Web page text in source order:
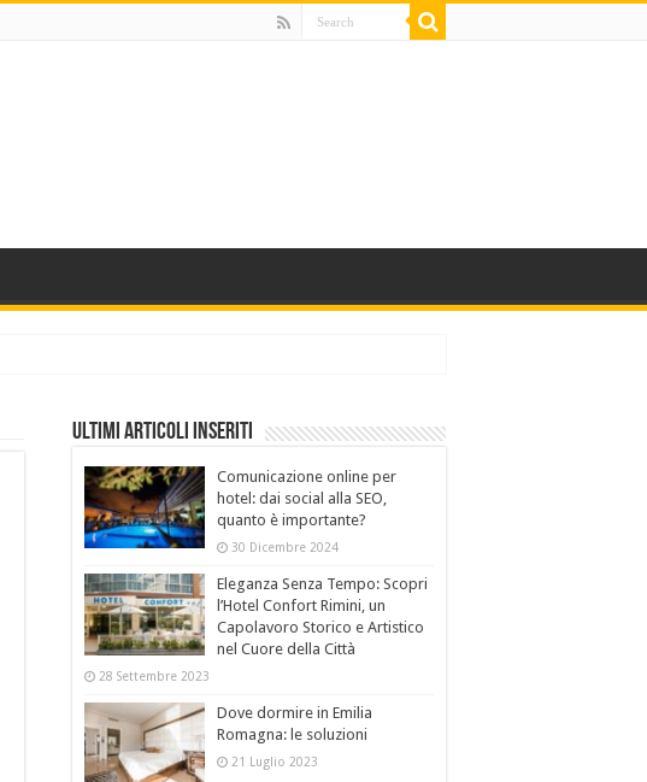
Ultimi Articoli Inseriti
Comunicazione online per
hotel: dai social alla SEO,
quanto è importante?
30 Dicembre 2024
Eleganza Senza Tempo: Scopri
l’Hotel Confort Rimini, un
Capolavoro Storico e Artistico
nel Cuore della Città
28 Settembre 2023
Dove dormire in Emilia
Romagna: le soluzioni
21 Luglio 2023